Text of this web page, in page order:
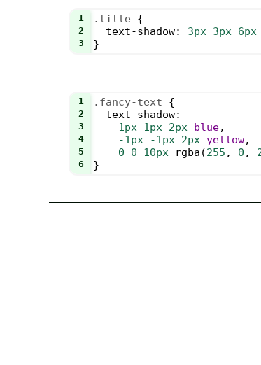
1 .title {
2 text-shadow: 3px 3px 6px
3 }
1 .fancy-text {
2 text-shadow:
3 1px 1px 2px blue,
4 -1px -1px 2px yellow,
5 0 0 10px rgba (255 , 0 ,
6 }